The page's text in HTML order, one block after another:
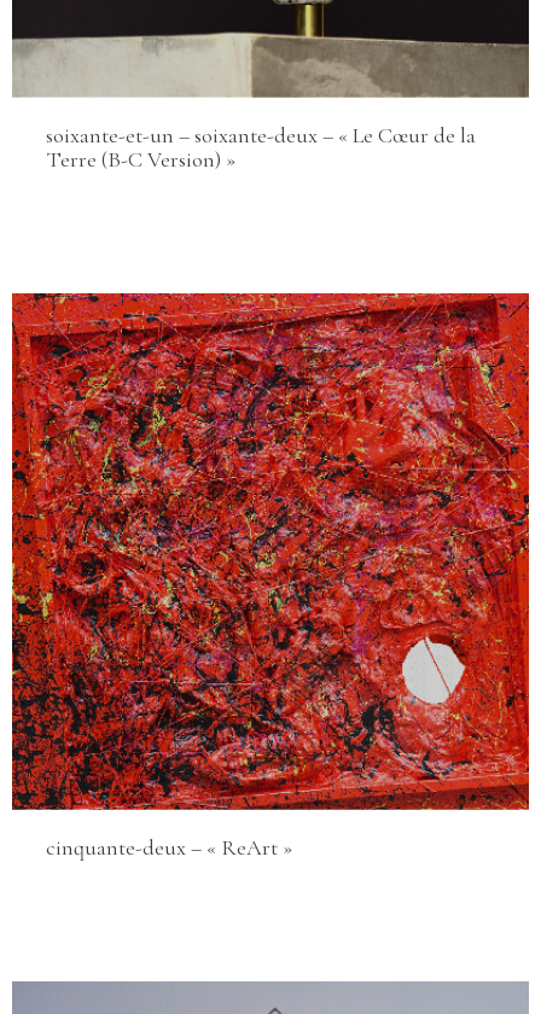
soixante-et-un – soixante-deux – « Le Cœur de la
Terre (B-C Version) »
cinquante-deux – « ReArt »